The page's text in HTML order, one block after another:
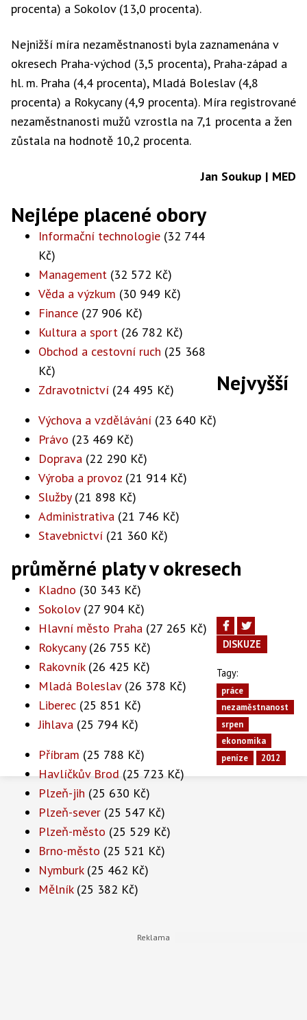
procenta) a Sokolov (13,0 procenta).
Nejnižší míra nezaměstnanosti byla zaznamenána v
okresech Praha-východ (3,5 procenta), Praha-západ a
hl. m. Praha (4,4 procenta), Mladá Boleslav (4,8
procenta) a Rokycany (4,9 procenta). Míra registrované
nezaměstnanosti mužů vzrostla na 7,1 procenta a žen
zůstala na hodnotě 10,2 procenta.
Jan Soukup | MED
Nejlépe placené obory
Informační technologie (32 744
Kč)
Management (32 572 Kč)
Věda a výzkum (30 949 Kč)
Finance (27 906 Kč)
Kultura a sport (26 782 Kč)
Obchod a cestovní ruch (25 368
Kč)
Zdravotnictví (24 495 Kč)
Výchova a vzdělávání (23 640 Kč)
Právo (23 469 Kč)
Doprava (22 290 Kč)
Výroba a provoz (21 914 Kč)
Služby(21 898 Kč)
Administrativa (21 746 Kč)
Stavebnictví (21 360 Kč)
Nejvyšší
průměrné platy v okresech
Kladno (30 343 Kč)
Sokolov(27 904 Kč)
Hlavní město Praha (27 265 Kč)
Rokycany(26 755 Kč)
Rakovník(26 425 Kč)
Mladá Boleslav(26 378 Kč)
Liberec (25 851 Kč)
Jihlava (25 794 Kč)
Příbram (25 788 Kč)
Havlíčkův Brod(25 723 Kč)
Plzeň-jih (25 630 Kč)
Plzeň-sever (25 547 Kč)
Plzeň-město (25 529 Kč)
Brno-město (25 521 Kč)
Nymburk(25 462 Kč)
Mělník(25 382 Kč)
DISKUZE
Tagy:
práce
nezaměstnanost
srpen
ekonomika
peníze
2012